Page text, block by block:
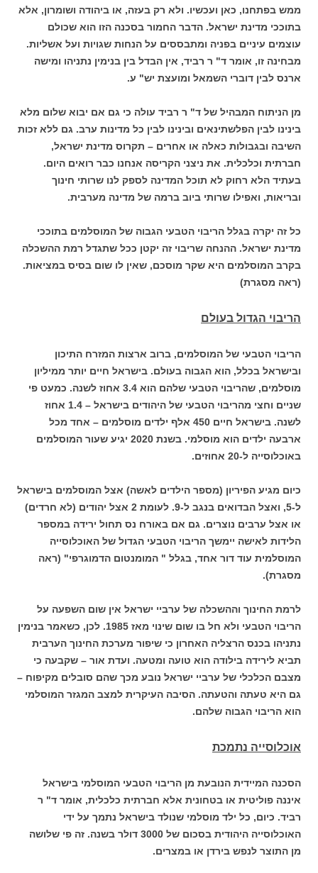
ממש בפתחנו, כאן ועכשיו. ולא רק בעזה, או ביהודה ושומרון, אלא
בתוככי מדינת ישראל. הדבר החמור בסכנה הזו הוא שכולם
עוצמים עיניים בפניה ומתבססים על הנחות שגויות ועל אשליות.
מבחינה זו, אומר ד" ר רביד, אין הבדל בין בנימין נתניהו ומישה
ארנס לבין דוברי השמאל ומועצת יש" ע.
מן הניתוח המבהיל של ד" ר רביד עולה כי גם אם יבוא שלום מלא
בינינו לבין הפלשתינאים ובינינו לבין כל מדינות ערב. גם ללא זכות
השיבה ובגבולות כאלה או אחרים – תקרוס מדינת ישראל,
חברתית וכלכלית. את ניצני הקריסה אנחנו כבר רואים היום.
בעתיד הלא רחוק לא תוכל המדינה לספק לנו שרותי חינוך
ובריאות, ואפילו שרותי ביוב ברמה של מדינה מערבית.
כל זה יקרה בגלל הריבוי הטבעי הגבוה של המוסלמים בתוככי
מדינת ישראל. ההנחה שריבוי זה יקטן ככל שתגדל רמת ההשכלה
בקרב המוסלמים היא שקר מוסכם, שאין לו שום בסיס במציאות.
(ראה מסגרת)
הריבוי הגדול בעולם
הריבוי הטבעי של המוסלמים, ברוב ארצות המזרח התיכון
ובישראל בכלל, הוא הגבוה בעולם. בישראל חיים יותר ממיליון
מוסלמים, שהריבוי הטבעי שלהם הוא 3.4 אחוז לשנה. כמעט פי
שניים וחצי מהריבוי הטבעי של היהודים בישראל – 1.4 אחוז
לשנה. בישראל חיים 450 אלף ילדים מוסלמים – אחד מכל
ארבעה ילדים הוא מוסלמי. בשנת 2020 יגיע שעור המוסלמים
באוכלוסייה ל-20 אחוזים.
כיום מגיע הפיריון (מספר הילדים לאשה) אצל המוסלמים בישראל
ל-5, ואצל הבדואים בנגב ל-9. לעומת 2 אצל יהודים (לא חרדים)
או אצל ערבים נוצרים. גם אם באורח נס תחול ירידה במספר
הלידות לאישה יימשך הריבוי הטבעי הגדול של האוכלוסייה
המוסלמית עוד דור אחד, בגלל " המומנטום הדמוגרפי" (ראה
מסגרת).
לרמת החינוך וההשכלה של ערביי ישראל אין שום השפעה על
הריבוי הטבעי ולא חל בו שום שינוי מאז 1985. לכן, כשאמר בנימין
נתניהו בכנס הרצליה האחרון כי שיפור מערכת החינוך הערבית
תביא לירידה בילודה הוא טועה ומטעה. ועדת אור – שקבעה כי
מצבם הכלכלי של ערביי ישראל נובע מכך שהם סובלים מקיפוח –
גם היא טעתה והטעתה. הסיבה העיקרית למצב המגזר המוסלמי
הוא הריבוי הגבוה שלהם.
אוכלוסייה נתמכת
הסכנה המיידית הנובעת מן הריבוי הטבעי המוסלמי בישראל
איננה פוליטית או בטחונית אלא חברתית כלכלית, אומר ד" ר
רביד. כיום, כל ילד מוסלמי שנולד בישראל נתמך על ידי
האוכלוסייה היהודית בסכום של 3000 דולר בשנה. זה פי שלושה
מן התוצר לנפש בירדן או במצרים.